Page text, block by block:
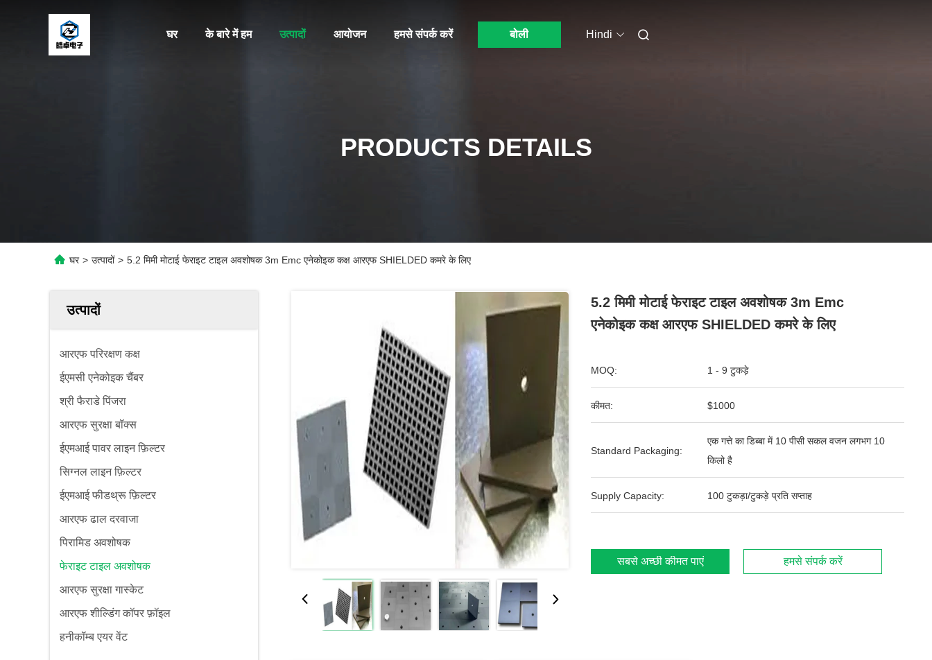
घर के बारे में हम उत्पादों आयोजन हमसे संपर्क करें बोली Hindi
PRODUCTS DETAILS
घर > उत्पादों > 5.2 मिमी मोटाई फेराइट टाइल अवशोषक 3m Emc एनेकोइक कक्ष आरएफ SHIELDED कमरे के लिए
उत्पादों
आरएफ परिरक्षण कक्ष
ईएमसी एनेकोइक चैंबर
श्री फैराडे पिंजरा
आरएफ सुरक्षा बॉक्स
ईएमआई पावर लाइन फ़िल्टर
सिग्नल लाइन फ़िल्टर
ईएमआई फीडथ्रू फ़िल्टर
आरएफ ढाल दरवाजा
पिरामिड अवशोषक
फेराइट टाइल अवशोषक
आरएफ सुरक्षा गास्केट
आरएफ शील्डिंग कॉपर फ़ॉइल
हनीकॉम्ब एयर वेंट
5.2 मिमी मोटाई फेराइट टाइल अवशोषक 3m Emc
एनेकोइक कक्ष आरएफ SHIELDED कमरे के लिए
MOQ: 1 - 9 टुकड़े
कीमत: $1000
Standard Packaging:
एक गत्ते का डिब्बा में 10 पीसी सकल वजन लगभग 10
किलो है
Supply Capacity: 100 टुकड़ा/टुकड़े प्रति सप्ताह
सबसे अच्छी कीमत पाएं हमसे संपर्क करें